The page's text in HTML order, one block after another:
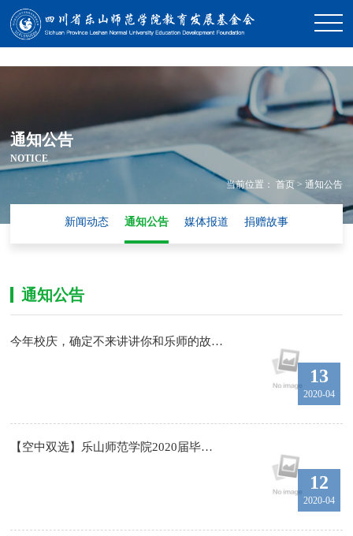
通知公告
NOTICE
当前位置： 首页> 通知公告
新闻动态 通知公告 媒体报道 捐赠故事
通知公告
13
2020-04
今年校庆，确定不来讲讲你和乐师的故事？
12
2020-04
【空中双选】乐山师范学院2020届毕业生春季空中双选会企业邀请函